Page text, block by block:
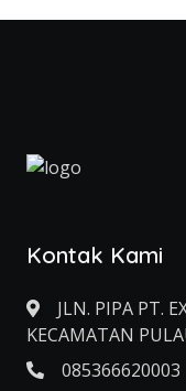
Kontak Kami
JLN. PIPA PT.
KECAMATAN
085366620003